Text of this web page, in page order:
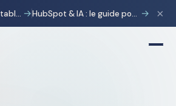
Automatisation comptable avec Pennylane : transformer la charge administrative en avantage stratégique → HubSpot & IA : le guide pour gagner 10 heures par semaine → ×